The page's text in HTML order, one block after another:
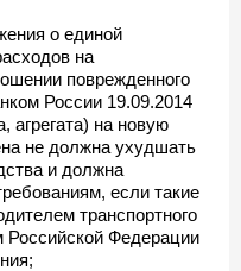
о единой
на
поврежденного
России 19.09.2014
агрегата) на новую
не должна ухудшать
и должна
если такие
транспортного
Российской Федерации